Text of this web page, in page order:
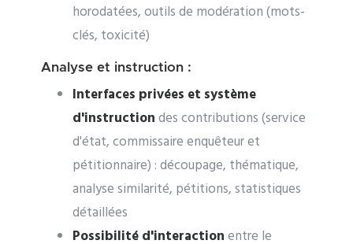
horodatées, outils de modération (mots-
clés, toxicité)
Analyse et instruction :
Interfaces privées et système
d'instructiondes contributions (service
d'état, commissaire enquêteur et
pétitionnaire) : découpage, thématique,
analyse similarité, pétitions, statistiques
détaillées
Possibilité d'interactionentre le